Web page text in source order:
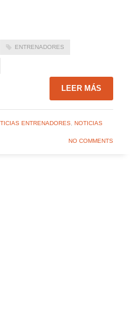
ENTRENADORES
LEER MÁS
ENTRENADORES, NOTICIAS
NO COMMENTS